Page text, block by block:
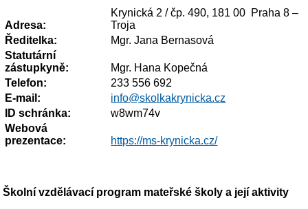
Adresa:
Krynická 2 / čp. 490, 181 00 Praha 8 –
Troja
Ředitelka:
Mgr. Jana Bernasová
Statutární
zástupkyně:
Mgr. Hana Kopečná
Telefon:
233 556 692
E-mail:
info@skolkakrynicka.cz
ID schránka:
w8wm74v
Webová
prezentace:
https://ms-krynicka.cz/
Školní vzdělávací program mateřské školy a její aktivity